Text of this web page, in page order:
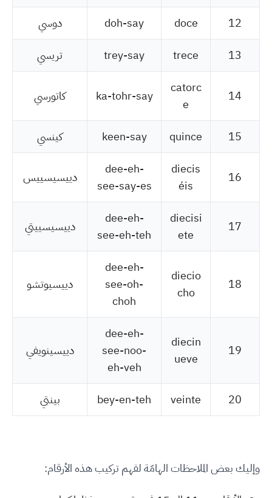
12
doce
doh-say
دوسي
13
trece
trey-say تريسي
14
catorc
e
ka-tohr-say كاتورسي
15
quince
keen-say كينسي
16
diecis
éis
dee-eh-
see-say-es
دييسيسييس
17
diecisi
ete
dee-eh-
see-eh-teh
دييسيسييتي
18
diecio
cho
dee-eh-
see-oh-
choh
دييسيوتشو
19
diecin
ueve
dee-eh-
see-noo-
eh-veh
دييسينويفي
20
veinte
bey-en-teh بينتي
وإليك بعض الملاحظات الهامّة لفهم تركيب هذه الأرقام: